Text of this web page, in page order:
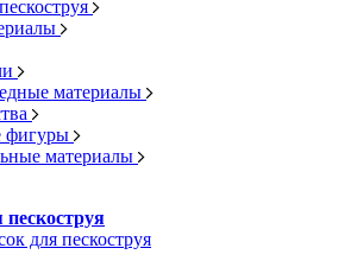
материалы
фигуры
материалы
для пескоструя